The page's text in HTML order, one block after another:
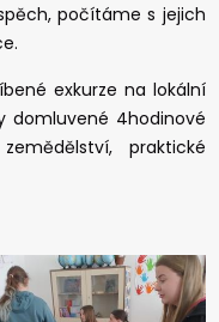
počítáme s jejich
exkurze na lokální
domluvené 4hodinové
praktické